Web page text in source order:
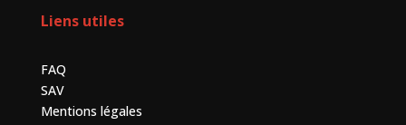
Liens utiles
FAQ
SAV
Mentions légales